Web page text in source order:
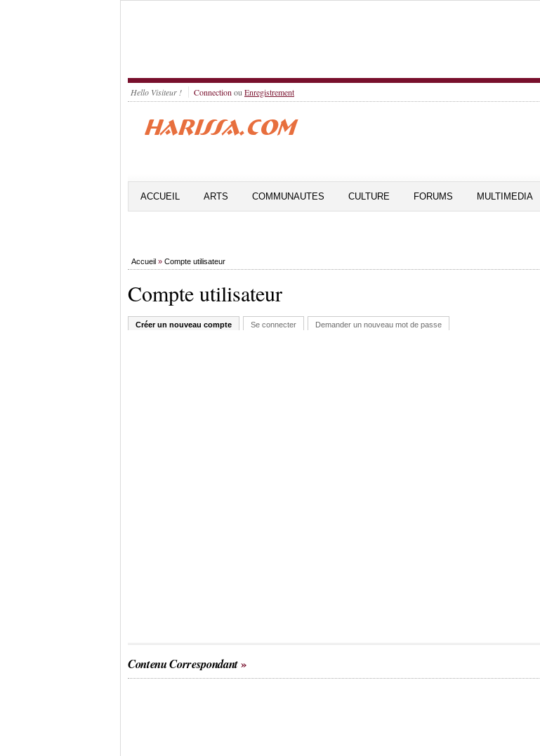
Hello Visiteur ! Connection ou Enregistrement
ACCUEIL ARTS COMMUNAUTES CULTURE FORUMS MULTIMEDIA
Accueil » Compte utilisateur
Compte utilisateur
Créer un nouveau compte Se connecter Demander un nouveau mot de passe
Contenu Correspondant